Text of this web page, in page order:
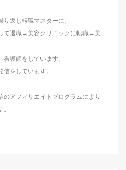
返し転職マスターに。
て退職→美容クリニックに転職→美
護師をしています。
をしています。
アフィリエイトプログラムにより